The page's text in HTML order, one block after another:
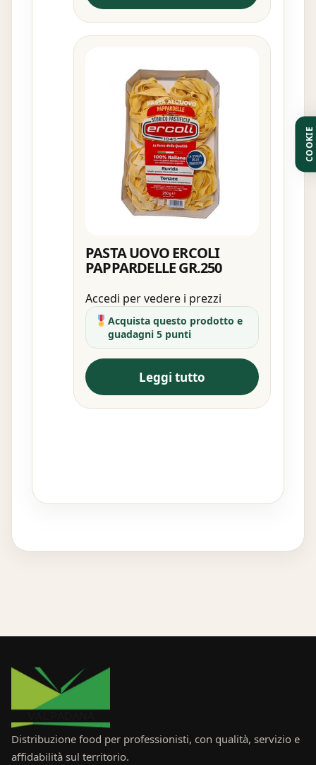
PASTA UOVO ERCOLI
PAPPARDELLE GR.250
Accedi per vedere i prezzi
Acquista questo prodotto e
guadagni 5 punti
Leggi tutto
Distribuzione food per professionisti, con qualità, servizio e
affidabilità sul territorio.
COOKIE